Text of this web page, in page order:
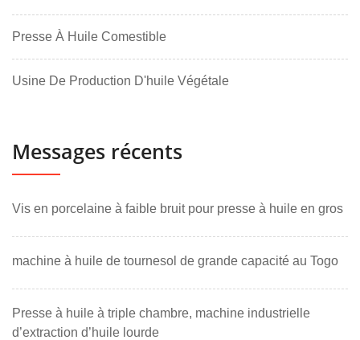
Presse À Huile Comestible
Usine De Production D'huile Végétale
Messages récents
Vis en porcelaine à faible bruit pour presse à huile en gros
machine à huile de tournesol de grande capacité au Togo
Presse à huile à triple chambre, machine industrielle
d’extraction d’huile lourde